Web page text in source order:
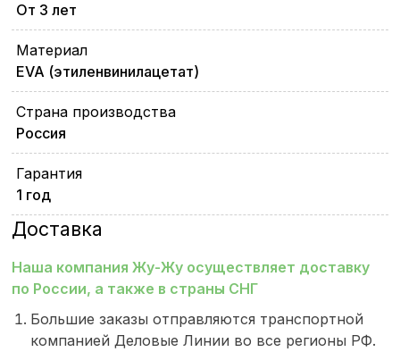
От 3 лет
Материал
EVA (этиленвинилацетат)
Страна производства
Россия
Гарантия
1 год
Доставка
Наша компания Жу-Жу осуществляет доставку
по России, а также в страны СНГ
Большие заказы отправляются транспортной
компанией Деловые Линии во все регионы РФ.